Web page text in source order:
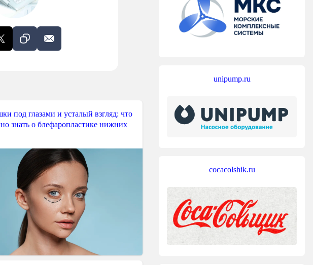
под глазами и усталый взгляд: что
знать о блефаропластике нижних
unipump.ru
cocacolshik.ru